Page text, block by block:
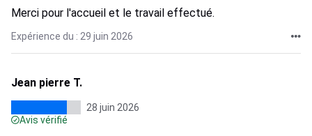
Merci pour l'accueil et le travail effectué.
Expérience du : 29 juin 2026
Jean pierre T.
28 juin 2026
Avis vérifié